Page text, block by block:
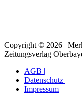
Copyright © 2026 |
Zeitungsverlag
AGB |
Datenschutz |
Impressum